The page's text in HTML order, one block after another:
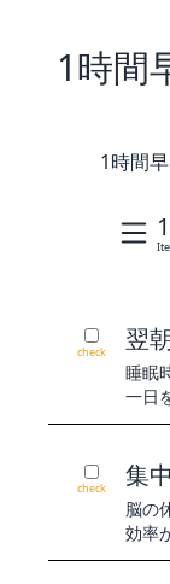
1時間
1時間
check 翌
睡眠
一日
check 集
脳の
効率